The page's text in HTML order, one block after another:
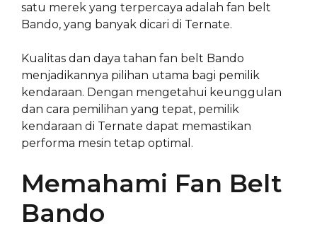
satu merek yang terpercaya adalah fan belt
Bando, yang banyak dicari di Ternate.
Kualitas dan daya tahan fan belt Bando
menjadikannya pilihan utama bagi pemilik
kendaraan. Dengan mengetahui keunggulan
dan cara pemilihan yang tepat, pemilik
kendaraan di Ternate dapat memastikan
performa mesin tetap optimal.
Memahami Fan Belt
Bando